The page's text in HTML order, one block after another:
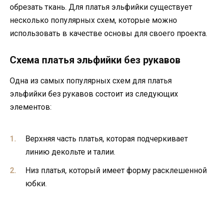
обрезать ткань. Для платья эльфийки существует
несколько популярных схем, которые можно
использовать в качестве основы для своего проекта.
Схема платья эльфийки без рукавов
Одна из самых популярных схем для платья
эльфийки без рукавов состоит из следующих
элементов:
Верхняя часть платья, которая подчеркивает
линию декольте и талии.
Низ платья, который имеет форму расклешенной
юбки.